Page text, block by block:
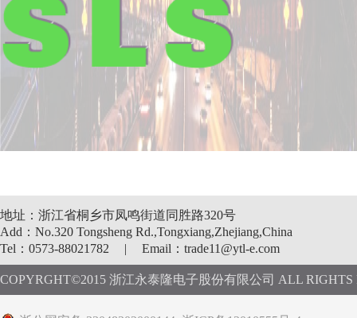
地址：浙江省桐乡市凤鸣街道同胜路320号
Add：No.320 Tongsheng Rd.,Tongxiang,Zhejiang,China
Tel：0573-88021782
| Email：trade11@ytl-e.com
COPYRGHT©2015 浙江永泰隆电子股份有限公司 ALL RIGHTS